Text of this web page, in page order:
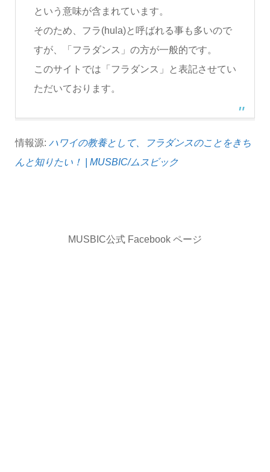
という意味が含まれています。
そのため、フラ(hula)と呼ばれる事も多いので
すが、「フラダンス」の方が一般的です。
このサイトでは「フラダンス」と表記させてい
ただいております。
情報源: ハワイの教養として、フラダンスのことをきち
んと知りたい！ | MUSBIC/ムスビック
MUSBIC公式 Facebook ページ